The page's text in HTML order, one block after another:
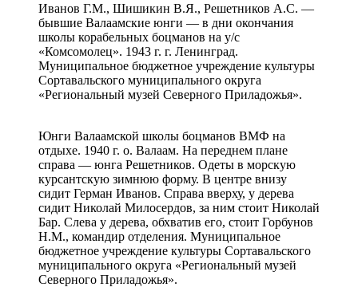
Иванов Г.М., Шишикин В.Я., Решетников А.С. —
бывшие Валаамские юнги — в дни окончания
школы корабельных боцманов на у/с
«Комсомолец». 1943 г. г. Ленинград.
Муниципальное бюджетное учреждение культуры
Сортавальского муниципального округа
«Региональный музей Северного Приладожья».
Юнги Валаамской школы боцманов ВМФ на
отдыхе. 1940 г. о. Валаам. На переднем плане
справа — юнга Решетников. Одеты в морскую
курсантскую зимнюю форму. В центре внизу
сидит Герман Иванов. Справа вверху, у дерева
сидит Николай Милосердов, за ним стоит Николай
Бар. Слева у дерева, обхватив его, стоит Горбунов
Н.М., командир отделения. Муниципальное
бюджетное учреждение культуры Сортавальского
муниципального округа «Региональный музей
Северного Приладожья».